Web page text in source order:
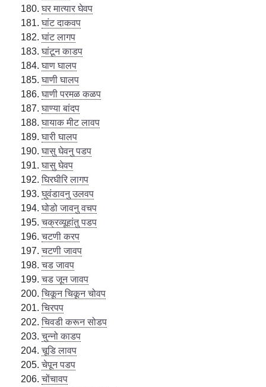
घर मात्यार घेवप
घांट दाकवप
घांट लागप
घांटून काडप
घाण घालप
घाणी घालप
घाणी परमळ कळप
घाण्या बांदप
घायाक मीट लावप
घारी घालप
घासु घेवनु पडप
घासु घेवप
घिरघीरि लागप
घुवंडावनु उलवप
घोडो जावनु वचप
चक्रव्यूहांतु पडप
चटणी करप
चटणी जावप
चड जावप
चड जून जावप
चिकून चिकून चोवप
चिरपप
चिवडी करून सोडप
चुन्नो काडप
चूडि लावप
चेपून पडप
चोंचावप